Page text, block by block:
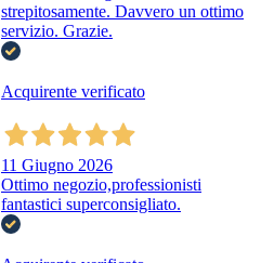
strepitosamente. Davvero un ottimo
servizio. Grazie.
Acquirente verificato
11 Giugno 2026
Ottimo negozio,professionisti
fantastici superconsigliato.